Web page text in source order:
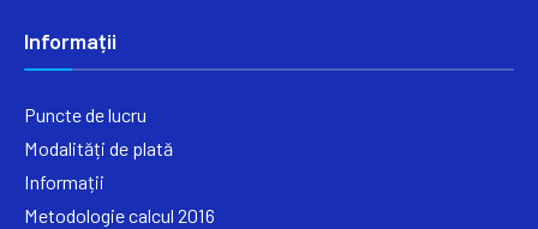
Informații
Puncte de lucru
Modalități de plată
Informații
Metodologie calcul 2016